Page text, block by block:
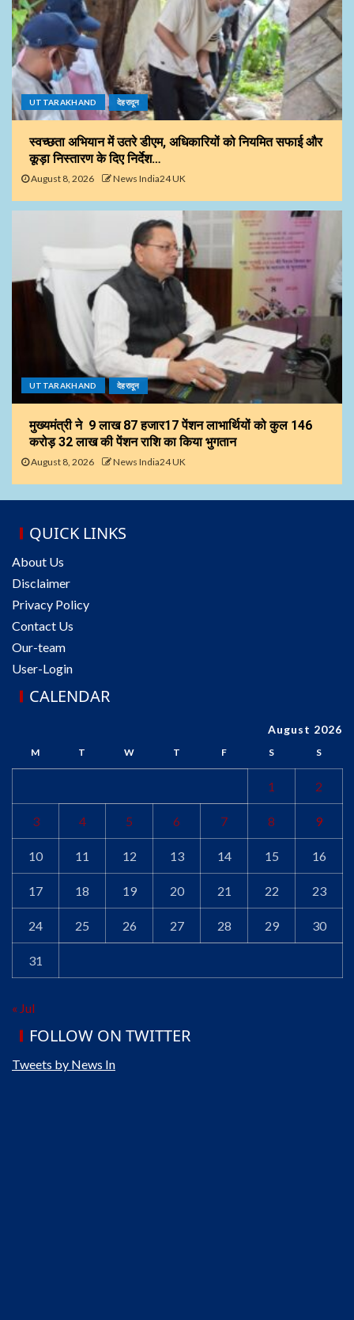
UTTARAKHAND देहरादून
स्वच्छता अभियान में उतरे डीएम, अधिकारियों को नियमित सफाई और
कूड़ा निस्तारण के दिए निर्देश…
August 8, 2026 News India24 UK
UTTARAKHAND देहरादून
मुख्यमंत्री ने 9 लाख 87 हजार17 पेंशन लाभार्थियों को कुल ₹146
करोड़ 32 लाख की पेंशन राशि का किया भुगतान
August 8, 2026 News India24 UK
QUICK LINKS
About Us
Disclaimer
Privacy Policy
Contact Us
Our-team
User-Login
CALENDAR
August 2026
M T W T F S S
1 2
3 4 5 6 7 8 9
10 11 12 13 14 15 16
17 18 19 20 21 22 23
24 25 26 27 28 29 30
31
« Jul
FOLLOW ON TWITTER
Tweets by News In